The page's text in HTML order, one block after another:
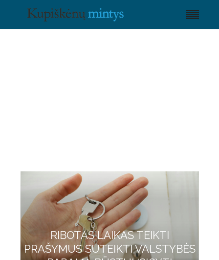
RIBOTAS LAIKAS TEIKTI
PRAŠYMUS SUTEIKTI VALSTYBĖS